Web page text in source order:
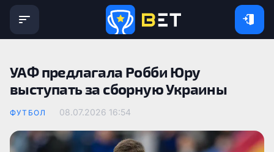
УАФ предлагала Робби Юру
выступать за сборную Украины
ФУТБОЛ 08.07.2026 16:54